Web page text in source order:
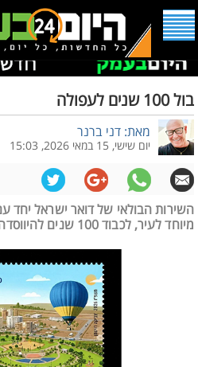
בול 100 שנים לעפולה
מאת: דני ברנר
יום שישי, 15 במאי 2026, 15:03
השירות הבולאי של דואר ישראל יחד
מיוחד לעיר, לכבוד 100 שנים להיווסדה